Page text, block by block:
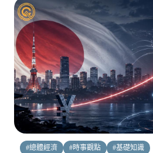
#總體經濟 #時事觀點 #基礎知識